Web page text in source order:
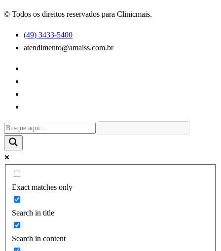
© Todos os direitos reservados para Clinicmais.
(49) 3433-5400
atendimento@amaiss.com.br
Exact matches only
Search in title
Search in content